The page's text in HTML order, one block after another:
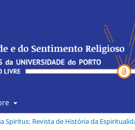
Spiritus: Revista de História da